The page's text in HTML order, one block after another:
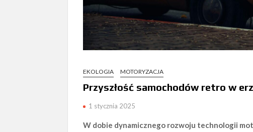
EKOLOGIA MOTORYZACJA
Przyszłość samochodów retro w
1 stycznia 2025
W dobie dynamicznego rozwoju technologii